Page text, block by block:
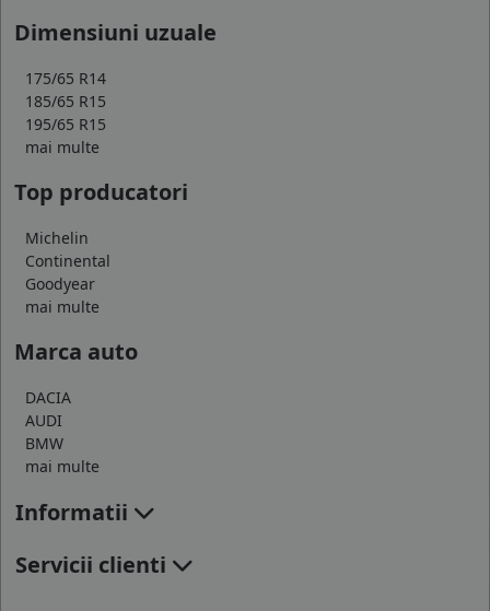
Dimensiuni uzuale
175/65 R14
185/65 R15
195/65 R15
mai multe
Top producatori
Michelin
Continental
Goodyear
mai multe
Marca auto
DACIA
AUDI
BMW
mai multe
Informatii
Servicii clienti